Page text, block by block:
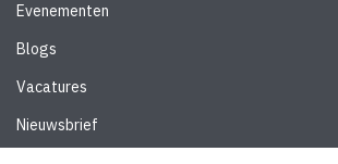
Evenementen
Blogs
Vacatures
Nieuwsbrief